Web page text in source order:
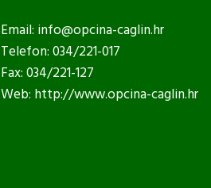
Email: info@opcina-caglin.hr
Telefon: 034/221-017
Fax: 034/221-127
Web: http://www.opcina-caglin.hr